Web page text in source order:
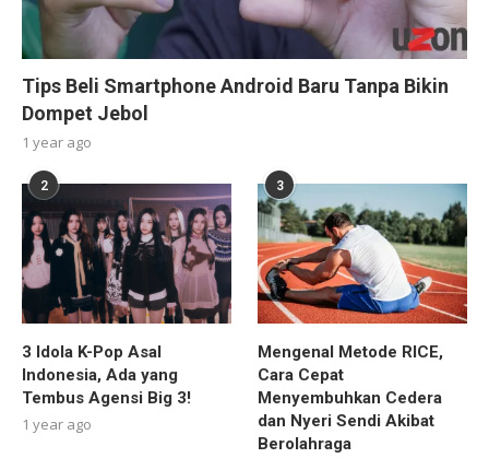
Tips Beli Smartphone Android Baru Tanpa Bikin
Dompet Jebol
1 year ago
2
3 Idola K-Pop Asal
Indonesia, Ada yang
Tembus Agensi Big 3!
1 year ago
3
Mengenal Metode RICE,
Cara Cepat
Menyembuhkan Cedera
dan Nyeri Sendi Akibat
Berolahraga